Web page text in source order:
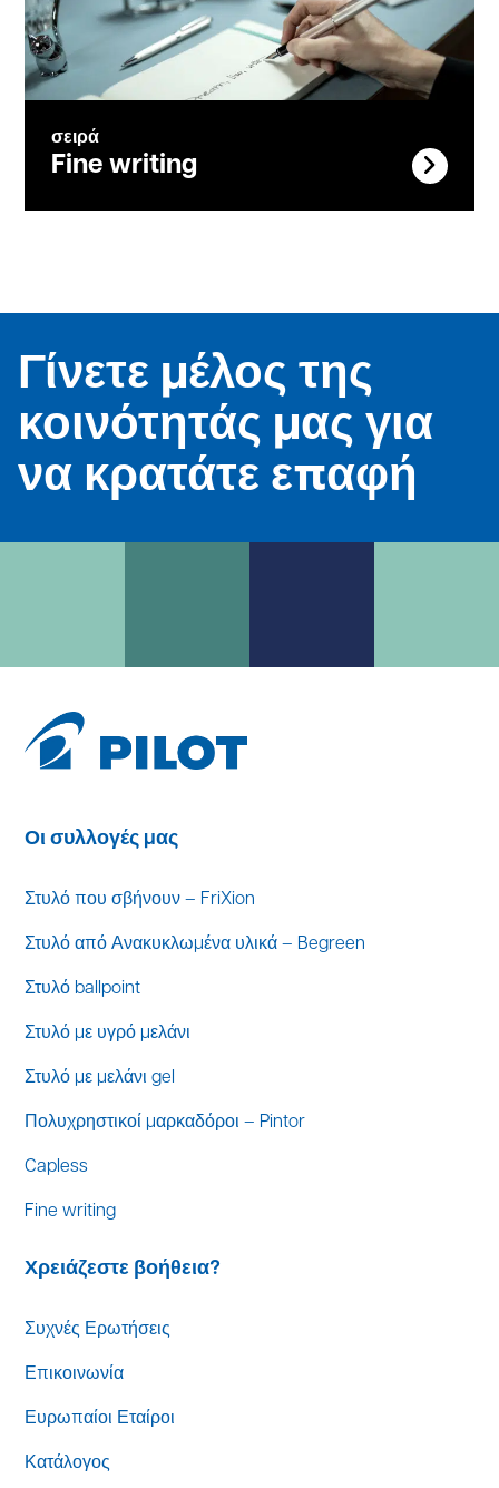
σειρά
Fine writing
Γίνετε μέλος της
κοινότητάς μας για
να κρατάτε επαφή
Οι συλλογές μας
Στυλό που σβήνουν – FriXion
Στυλό από Ανακυκλωμένα υλικά – Begreen
Στυλό ballpoint
Στυλό με υγρό μελάνι
Στυλό με μελάνι gel
Πολυχρηστικοί μαρκαδόροι – Pintor
Capless
Fine writing
Χρειάζεστε βοήθεια?
Συχνές Ερωτήσεις
Επικοινωνία
Ευρωπαίοι Εταίροι
Κατάλογος